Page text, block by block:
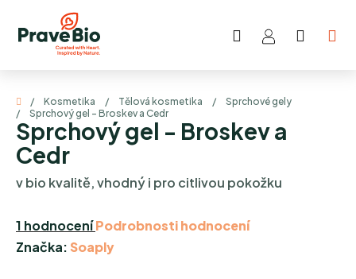
obsah
Hledat
Domů
/ Kosmetika / Tělová kosmetika /
Sprchové gely
/
Sprchový gel - Broskev a Cedr
Sprchový gel - Broskev a
Cedr
v bio kvalitě, vhodný i pro citlivou pokožku
Průměrné
hodnocení
1 hodnoceníPodrobnosti hodnocení
Značka: Soaply